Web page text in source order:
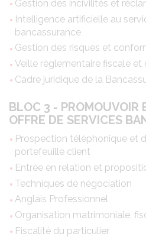
Gestion des incivilités et
Intelligence artificielle au
bancassurance
Gestion des risques et
Veille règlementaire fiscale et
Cadre juridique de la
BLOC 3 - PROMOUVOIR
OFFRE DE SERVICES
Prospection téléphonique et
portefeuille client
Entrée en relation et
Techniques de négociation
Anglais Professionnel
Organisation matrimoniale,
Fiscalité du particulier